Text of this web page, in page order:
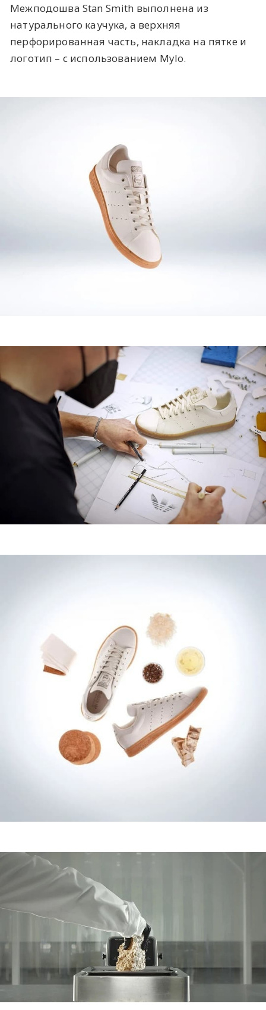
Межподошва Stan Smith выполнена из
натурального каучука, а верхняя
перфорированная часть, накладка на пятке и
логотип – с использованием Mylo.